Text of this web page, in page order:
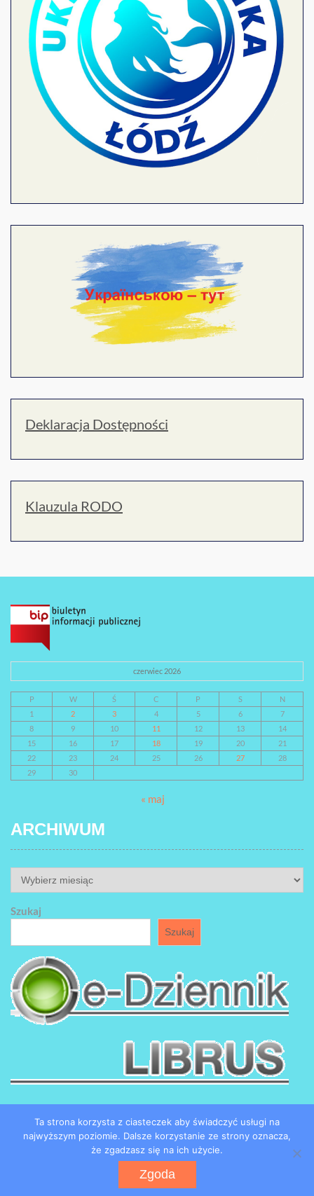
Deklaracja Dostępności
Klauzula RODO
czerwiec 2026
P W Ś C P S
N
1
2 3 4 5 6
7
8
9 10 11 12 13
14
15
16 17 18 19 20
21
22
23 24 25 26 27
28
29
30
« maj
ARCHIWUM
ARCHIWUM
Szukaj
Szukaj
Copyright by SP184 w Łodzi
WEN Associate by
Ta strona korzysta z ciasteczek aby świadczyć usługi na
najwyższym poziomie. Dalsze korzystanie ze strony oznacza,
że zgadzasz się na ich użycie.
Zgoda